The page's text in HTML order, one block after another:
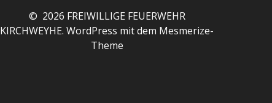
© 2026 FREIWILLIGE FEUERWEHR
KIRCHWEYHE. WordPress mit dem Mesmerize-
Theme